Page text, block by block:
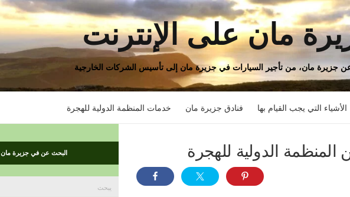
مان على الإنترنت
مان، من تأجير السيارات في جزيرة مان إلى تأسيس الشركات الخارجية
الأشياء التي يجب القيام بها فنادق جزيرة مان خدمات المنظمة الدولية للهجرة
من المنظمة الدولية للهجرة البحث عن في جزيرة مان